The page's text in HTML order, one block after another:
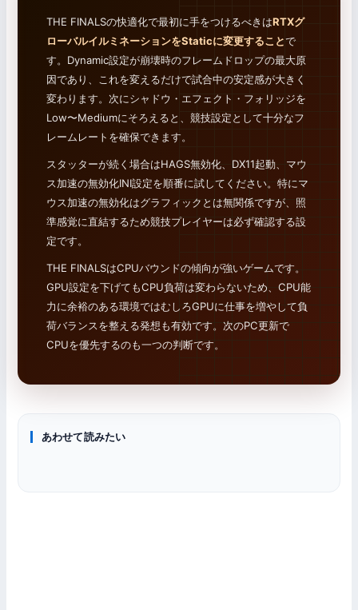
THE FINALSの快適化で最初に手をつけるべきはRTXグ
ローバルイルミネーションをStaticに変更することで
す。Dynamic設定が崩壊時のフレームドロップの最大原
因であり、これを変えるだけで試合中の安定感が大きく
変わります。次にシャドウ・エフェクト・フォリッジを
Low〜Mediumにそろえると、競技設定として十分なフ
レームレートを確保できます。
スタッターが続く場合はHAGS無効化、DX11起動、マウ
ス加速の無効化INI設定を順番に試してください。特にマ
ウス加速の無効化はグラフィックとは無関係ですが、照
準感覚に直結するため競技プレイヤーは必ず確認する設
定です。
THE FINALSはCPUバウンドの傾向が強いゲームです。
GPU設定を下げてもCPU負荷は変わらないため、CPU能
力に余裕のある環境ではむしろGPUに仕事を増やして負
荷バランスを整える発想も有効です。次のPC更新で
CPUを優先するのも一つの判断です。
あわせて読みたい
PCゲーム情報
PCゲーム情報